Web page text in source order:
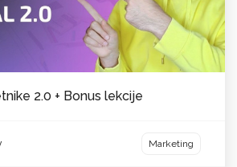
2.0 + Bonus lekcije
Marketing